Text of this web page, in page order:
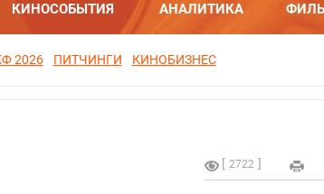
КИНОСОБЫТИЯ АНАЛИТИКА
2026 ПИТЧИНГИ КИНОБИЗНЕС
2722